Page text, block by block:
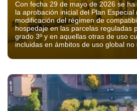
Con fecha 29 de mayo de 2026 se ha
la aprobación inicial del Plan Especial
modificación del régimen de
hospedaje en las parcelas reguladas
grado 3º y en aquellas otras de uso
incluidas en ámbitos de uso global no